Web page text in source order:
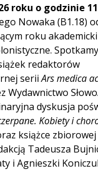
roku o godzinie
Nowaka (B1.18)
roku
redaktorów
seriiArs medica
Wydawnictwo
dyskusja
Kobiety i
książce zbiorowej
Tadeusza
i Agnieszki